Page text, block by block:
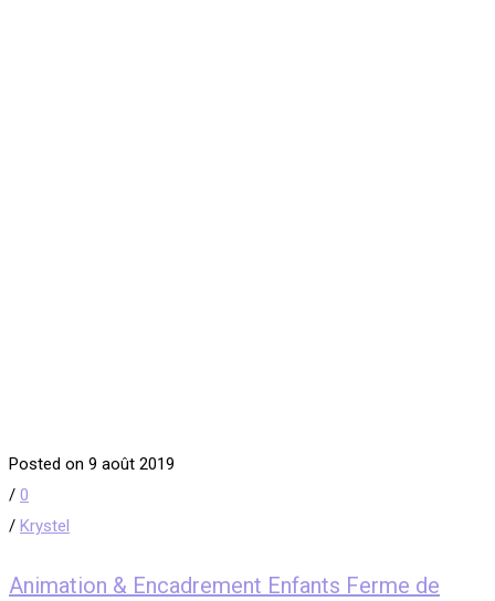
Posted on 9 août 2019
/ 0
/ Krystel
Animation & Encadrement Enfants Ferme de